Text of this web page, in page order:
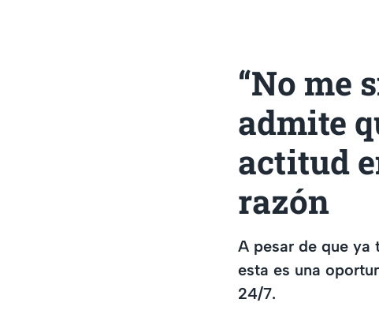
“No me
admite
actitud
razón
A pesar de que ya
esta es una
24/7.